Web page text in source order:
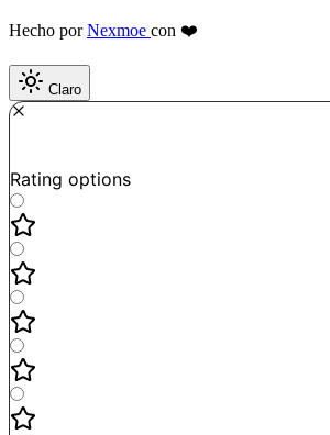
Hecho porNexmoe con ❤️
Claro
Rating options